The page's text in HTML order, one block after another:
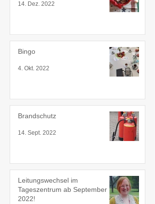
14. Dez. 2022
Bingo
4. Okt. 2022
Brandschutz
14. Sept. 2022
Leitungswechsel im
Tageszentrum ab September
2022!